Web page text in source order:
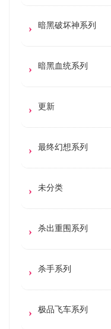
暗黑破坏神系列
暗黑血统系列
更新
最终幻想系列
未分类
杀出重围系列
杀手系列
极品飞车系列